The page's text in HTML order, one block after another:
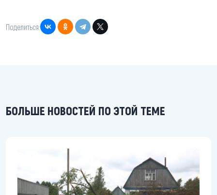
Поделиться:
БОЛЬШЕ НОВОСТЕЙ ПО ЭТОЙ ТЕМЕ